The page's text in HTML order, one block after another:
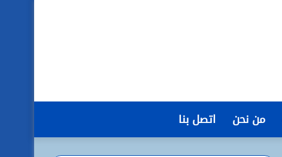
من نحن اتصل بنا